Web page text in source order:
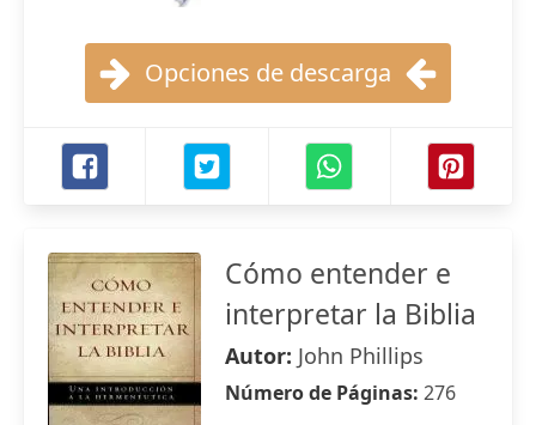
Opciones de descarga
Cómo entender e
interpretar la Biblia
Autor: John Phillips
Número de Páginas: 276